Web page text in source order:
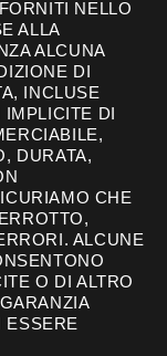
NELLO
ALLA
ALCUNA
DI
INCLUSE
DI
DURATA,
CHE
ALCUNE
O DI ALTRO
ESSERE